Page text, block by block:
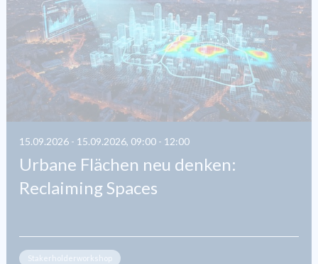
15.09.2026 - 15.09.2026, 09:00 - 12:00
Urbane Flächen neu denken:
Reclaiming Spaces
Stakerholderworkshop